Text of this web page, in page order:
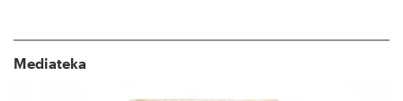
Mediateka